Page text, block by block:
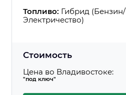
Топливо: Гибрид (Бензин/
Электричество)
Стоимость
Цена во Владивостоке:
"под ключ"